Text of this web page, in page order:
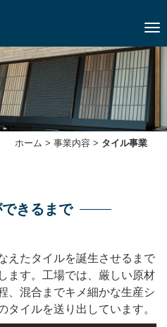
ナビ
ホーム > 事業内容 > タイル事業
きるまで
えたタイルを誕生させるまで
ます。工場では、厳しい原材
、混合までキメ細かな生産シ
タイルを送り出しています。